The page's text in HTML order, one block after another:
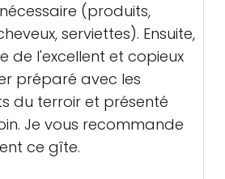
(produits,
serviettes). Ensuite,
de l'excellent et copieux
préparé avec les
du terroir et présenté
Je vous recommande
ce gîte.